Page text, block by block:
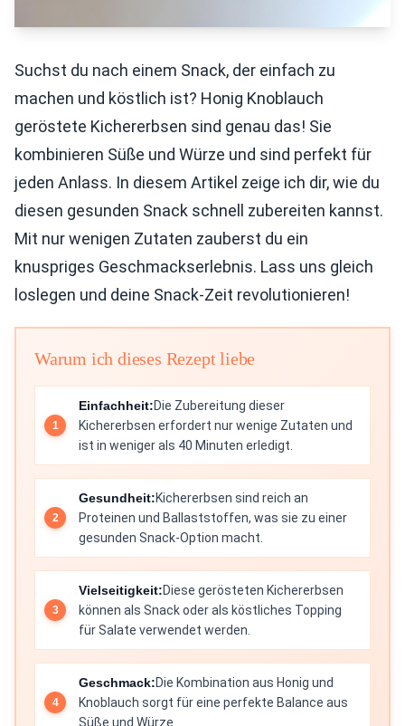
Suchst du nach einem Snack, der einfach zu
machen und köstlich ist? Honig Knoblauch
geröstete Kichererbsen sind genau das! Sie
kombinieren Süße und Würze und sind perfekt für
jeden Anlass. In diesem Artikel zeige ich dir, wie du
diesen gesunden Snack schnell zubereiten kannst.
Mit nur wenigen Zutaten zauberst du ein
knuspriges Geschmackserlebnis. Lass uns gleich
loslegen und deine Snack-Zeit revolutionieren!
Warum ich dieses Rezept liebe
Einfachheit:Die Zubereitung dieser
Kichererbsen erfordert nur wenige Zutaten und
ist in weniger als 40 Minuten erledigt.
Gesundheit:Kichererbsen sind reich an
Proteinen und Ballaststoffen, was sie zu einer
gesunden Snack-Option macht.
Vielseitigkeit:Diese gerösteten Kichererbsen
können als Snack oder als köstliches Topping
für Salate verwendet werden.
Geschmack:Die Kombination aus Honig und
Knoblauch sorgt für eine perfekte Balance aus
Süße und Würze.